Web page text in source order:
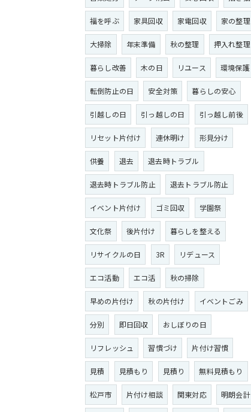
福を呼ぶ 家具回収 家電回収 家の整理
大掃除 年末準備 秋の整理 押入れ整理
暮らし改善 木の日 リユース 環境保護
転倒防止の日 安全対策 暮らしの安心
引越しの日 引っ越しの日 引っ越し前後
リセット片付け 連休明け 形見分け
供養 退去 退去時トラブル
退去時トラブル防止 退去トラブル防止
イベント片付け ゴミ回収 学園祭
文化祭 後片付け 暮らしを整える
リサイクルの日 3R リデュース
エコ活動 エコ活 秋の掃除
早めの片付け 秋の片付け イベントごみ
分別 即日回収 おしぼりの日
リフレッシュ 習慣づけ 片付け習慣
見積 見積もり 見積り 無料見積もり
松戸市 片付け相談 関東対応 明朗会計